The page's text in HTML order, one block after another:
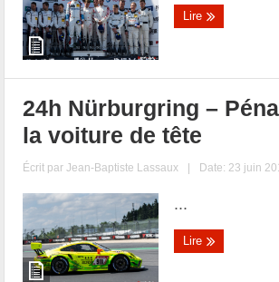
Lire
24h Nürburgring –
la voiture de tête
Écrit parJean-Baptiste Lassaux | Date: 23 juin
...
Lire